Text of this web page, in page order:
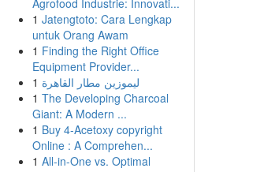
Agrofood Industrie: Innovati...
1 Jatengtoto: Cara Lengkap
untuk Orang Awam
1 Finding the Right Office
Equipment Provider...
1 ليموزين مطار القاهرة
1 The Developing Charcoal
Giant: A Modern ...
1 Buy 4-Acetoxy copyright
Online : A Comprehen...
1 All-in-One vs. Optimal